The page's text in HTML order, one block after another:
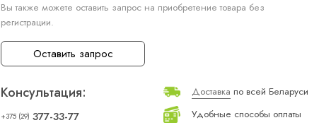
Вы также можете оставить запрос на приобретение товара без
регистрации.
Оставить запрос
Консультация:
+375 (29) 377-33-77
Доставка по всей Беларуси
Удобные способы оплаты